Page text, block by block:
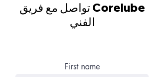
تواصل مع فريق Corelube
الفني
First name